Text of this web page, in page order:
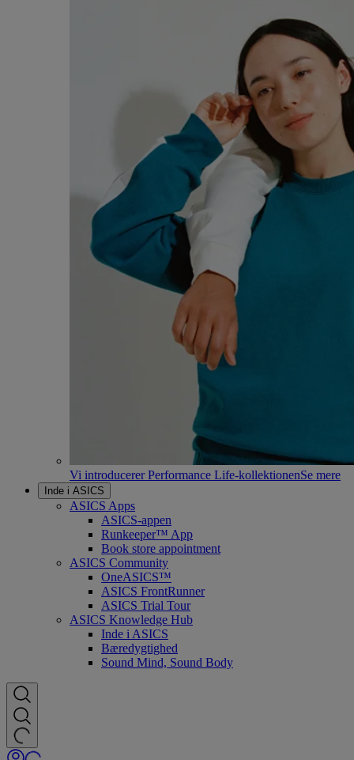
Vi introducerer Performance Life-kollektionenSe mere
Inde i ASICS
ASICS Apps
ASICS-appen
Runkeeper™ App
Book store appointment
ASICS Community
OneASICS™
ASICS FrontRunner
ASICS Trial Tour
ASICS Knowledge Hub
Inde i ASICS
Bæredygtighed
Sound Mind, Sound Body